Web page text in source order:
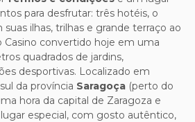
para desfrutar: três hotéis, o
ilhas, trilhas e grande terraço ao
Casino convertido hoje em uma
quadrados de jardins,
desportivas. Localizado em
da província Saragoça (perto do
hora da capital de Zaragoza e
especial, com gosto autêntico,